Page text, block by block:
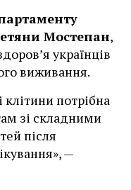
Мостепан,
українців
виживання.
потрібна
зі складними
після
—